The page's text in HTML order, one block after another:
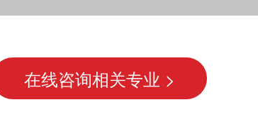
在线咨询相关专业 >